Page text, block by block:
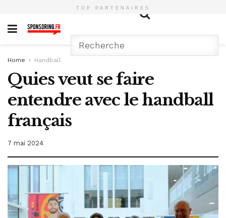
TOP PARTENAIRES
Home Handball
Quies veut se faire
entendre avec le handball
français
7 mai 2024